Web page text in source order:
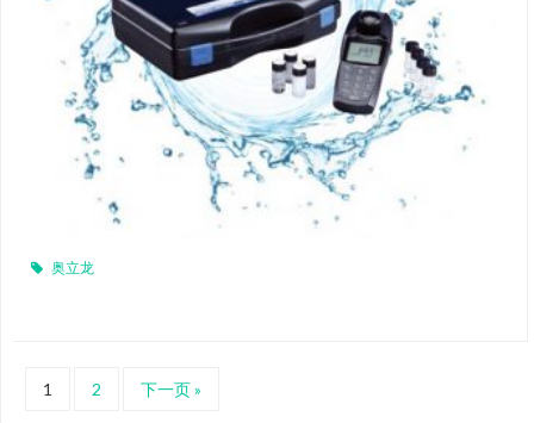
奥立龙
1 2 下一页 »